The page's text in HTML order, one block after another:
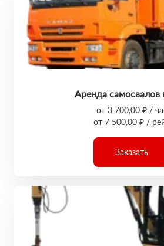
Аренда самосвалов
от 3 700,00 ₽ /
от 7 500,00 ₽ /
Заказать